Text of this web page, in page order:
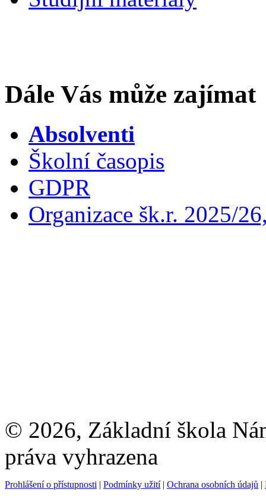
Dále Vás může zajímat
Absolventi
Školní časopis
GDPR
Organizace šk.r. 2025/
© 2026, Základní škola
práva vyhrazena
Prohlášení o přístupnosti | Podmínky užití| Ochrana osobních údajů |